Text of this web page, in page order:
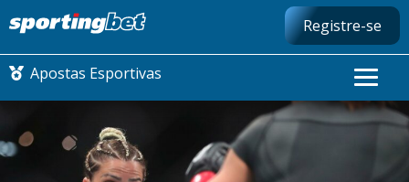
Registre-se
Apostas Esportivas
CONMEBOL LIBERTADORES